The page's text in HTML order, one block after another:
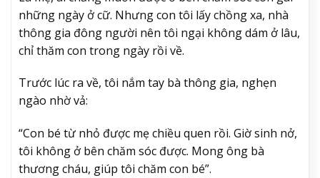
những ngày ở cữ. Nhưng con tôi lấy chồng xa, nhà
thông gia đông người nên tôi ngại không dám ở lâu,
chỉ thăm con trong ngày rồi về.
Trước lúc ra về, tôi nắm tay bà thông gia, nghẹn
ngào nhờ vả:
“Con bé từ nhỏ được mẹ chiều quen rồi. Giờ sinh nở,
tôi không ở bên chăm sóc được. Mong ông bà
thương cháu, giúp tôi chăm con bé”.